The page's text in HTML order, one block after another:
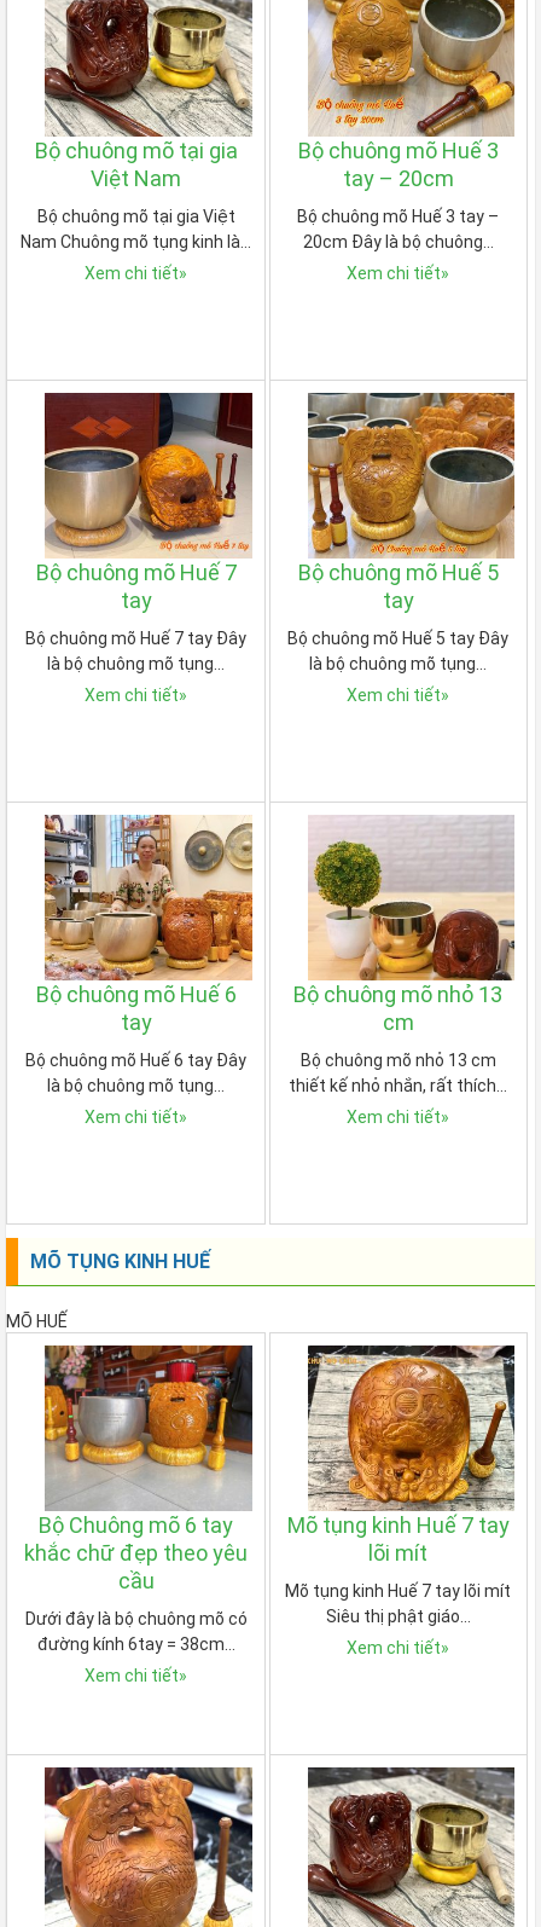
Bộ chuông mõ tại gia
Việt Nam
Bộ chuông mõ tại gia Việt
Nam Chuông mõ tụng kinh là…
Xem chi tiết»
Bộ chuông mõ Huế 3
tay – 20cm
Bộ chuông mõ Huế 3 tay –
20cm Đây là bộ chuông…
Xem chi tiết»
Bộ chuông mõ Huế 7
tay
Bộ chuông mõ Huế 7 tay Đây
là bộ chuông mõ tụng…
Xem chi tiết»
Bộ chuông mõ Huế 5
tay
Bộ chuông mõ Huế 5 tay Đây
là bộ chuông mõ tụng…
Xem chi tiết»
Bộ chuông mõ Huế 6
tay
Bộ chuông mõ Huế 6 tay Đây
là bộ chuông mõ tụng…
Xem chi tiết»
Bộ chuông mõ nhỏ 13
cm
Bộ chuông mõ nhỏ 13 cm
thiết kế nhỏ nhắn, rất thích…
Xem chi tiết»
MÕ TỤNG KINH HUẾ
MÕ HUẾ
Bộ Chuông mõ 6 tay
khắc chữ đẹp theo yêu
cầu
Dưới đây là bộ chuông mõ có
đường kính 6tay = 38cm…
Xem chi tiết»
Mõ tụng kinh Huế 7 tay
lõi mít
Mõ tụng kinh Huế 7 tay lõi mít
Siêu thị phật giáo…
Xem chi tiết»